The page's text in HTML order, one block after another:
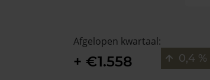
Afgelopen kwartaal:
+ €1.558 0,4 %